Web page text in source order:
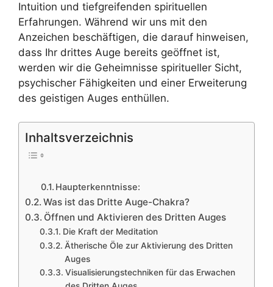
Intuition und tiefgreifenden spirituellen
Erfahrungen. Während wir uns mit den
Anzeichen beschäftigen, die darauf hinweisen,
dass Ihr drittes Auge bereits geöffnet ist,
werden wir die Geheimnisse spiritueller Sicht,
psychischer Fähigkeiten und einer Erweiterung
des geistigen Auges enthüllen.
Inhaltsverzeichnis
Haupterkenntnisse:
Was ist das Dritte Auge-Chakra?
Öffnen und Aktivieren des Dritten Auges
Die Kraft der Meditation
Ätherische Öle zur Aktivierung des Dritten
Auges
Visualisierungstechniken für das Erwachen